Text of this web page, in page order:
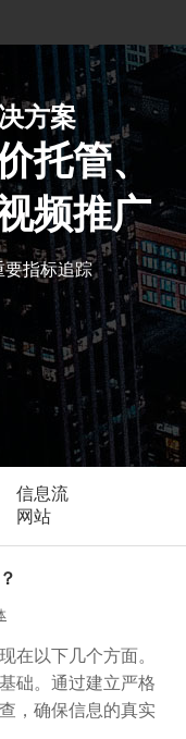
方案
托管、
频推广
要指标追踪
信息流
网站
在以下几个方面。
础。通过建立严格
，确保信息的真实